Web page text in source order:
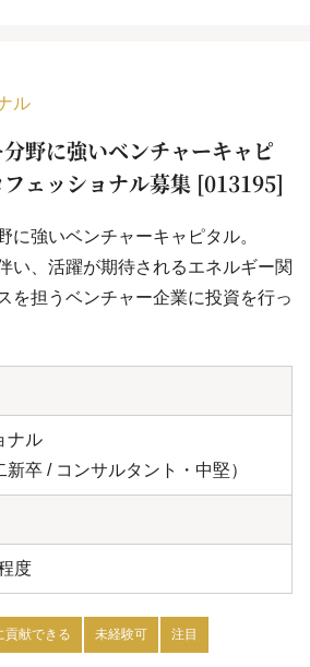
ル
野に強いベンチャーキャピ
ェッショナル募集 [013195]
に強いベンチャーキャピタル。
い、活躍が期待されるエネルギー関
を担うベンチャー企業に投資を行っ
ナル
新卒 / コンサルタント・中堅）
度
貢献できる 未経験可 注目